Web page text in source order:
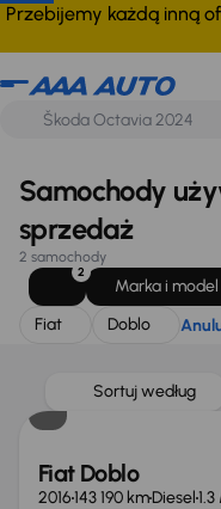
Przebijemy każdą inną
Fiat Doblo Anuluj
Samochody
sprzedaż
2 samochody
2
Marka i model
Fiat
Doblo
Sortuj według
Fiat Doblo
2016143 190 kmDiesel